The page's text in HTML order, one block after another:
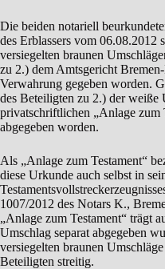
Die beiden notariell
des Erblassers vom 06.08.2012
versiegelten braunen
zu 2.) dem Amtsgericht
Verwahrung gegeben worden.
des Beteiligten zu 2.) der weiße
privatschriftlichen „Anlage zum
abgegeben worden.
Als „Anlage zum Testament“
diese Urkunde auch selbst in
1007/2012 des Notars K.,
„Anlage zum Testament“ trägt
Umschlag separat abgegeben
versiegelten braunen
Beteiligten streitig.